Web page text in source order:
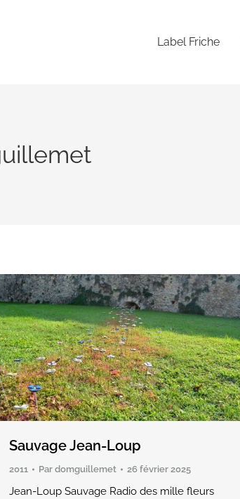
Label Friche
Sauvage Jean-Loup
2011 Par domguillemet 26 février 2025
Jean-Loup Sauvage Radio des mille fleurs